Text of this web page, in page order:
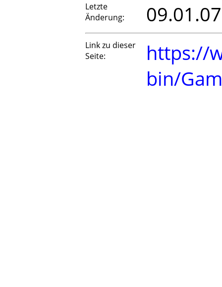
Letzte
Änderung:
09.01.07
Link zu dieser
Seite:
https://
bin/